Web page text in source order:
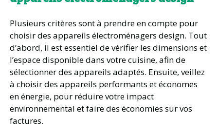
Plusieurs critères sont à prendre en compte pour
choisir des appareils électroménagers design. Tout
d’abord, il est essentiel de vérifier les dimensions et
l’espace disponible dans votre cuisine, afin de
sélectionner des appareils adaptés. Ensuite, veillez
à choisir des appareils performants et économes
en énergie, pour réduire votre impact
environnemental et faire des économies sur vos
factures.